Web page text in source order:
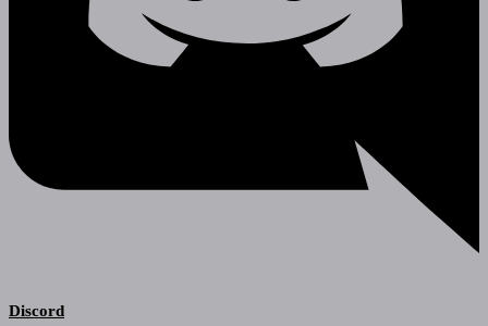
Discord